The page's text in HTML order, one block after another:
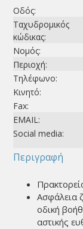
Οδός:
Ταχυδρομικός
κώδικας:
Νομός:
Περιοχή:
Τηλέφωνο:
Κινητό:
Fax:
EMAIL:
Social media:
Περιγραφή
Ασφάλεια
οδική
αστικής